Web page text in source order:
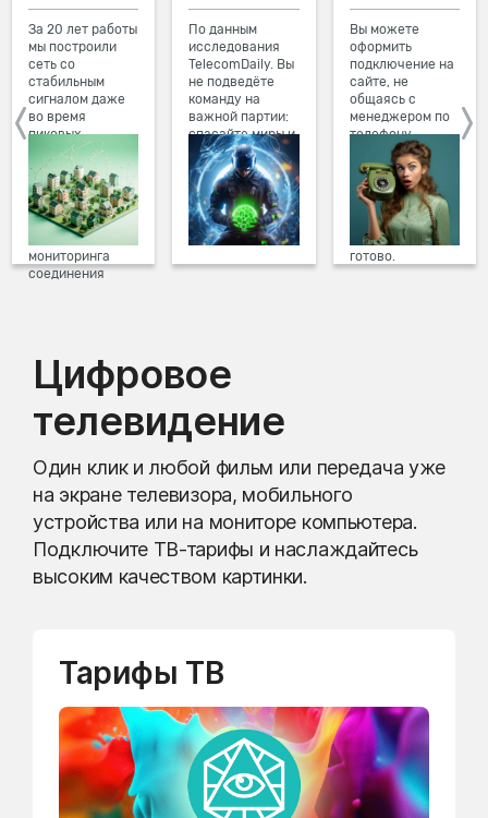
За 20 лет работы
мы построили
сеть со
стабильным
сигналом даже
во время
пиковых
нагрузок в
вечернее время.
Мы постоянно
обновляем наше
оборудование в
домах, а система
мониторинга
соединения
По данным
исследования
TelecomDaily. Вы
не подведёте
команду на
важной партии:
спасайте миры и
побеждайте с
друзьями в
онлайн-играх.
Вы можете
оформить
подключение на
сайте, не
общаясь с
менеджером по
телефону.
Просто в три
клика заполните
форму заявки на
сайте, выберите
дату и время
подключения,
готово.
Цифровое
телевидение
Один клик и любой фильм или передача уже
на экране телевизора, мобильного
устройства или на мониторе компьютера.
Подключите ТВ-тарифы и наслаждайтесь
высоким качеством картинки.
Тарифы ТВ